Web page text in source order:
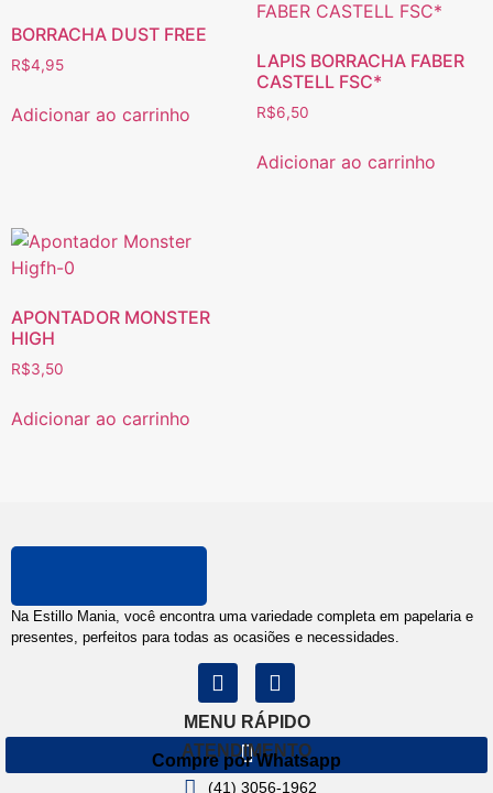
BORRACHA DUST FREE
R$4,95
Adicionar ao carrinho
LAPIS BORRACHA FABER
CASTELL FSC*
R$6,50
Adicionar ao carrinho
APONTADOR MONSTER
HIGH
R$3,50
Adicionar ao carrinho
Na Estillo Mania, você encontra uma variedade completa em papelaria e
presentes, perfeitos para todas as ocasiões e necessidades.
MENU RÁPIDO
ATENDIMENTO
Compre por Whatsapp
(41) 3056-1962